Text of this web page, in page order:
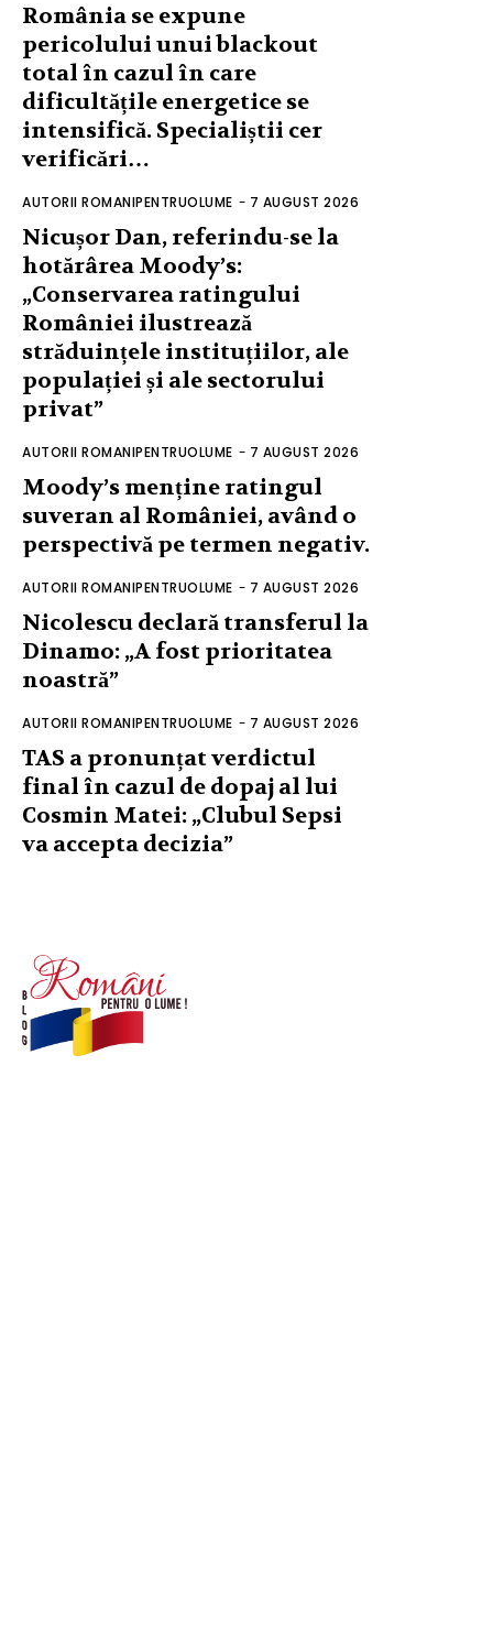
România se expune
pericolului unui blackout
total în cazul în care
dificultățile energetice se
intensifică. Specialiștii cer
verificări…
AUTORII ROMANIPENTRUOLUME - 7 AUGUST 2026
Nicușor Dan, referindu-se la
hotărârea Moody’s:
„Conservarea ratingului
României ilustrează
străduințele instituțiilor, ale
populației și ale sectorului
privat”
AUTORII ROMANIPENTRUOLUME - 7 AUGUST 2026
Moody’s menține ratingul
suveran al României, având o
perspectivă pe termen negativ.
AUTORII ROMANIPENTRUOLUME - 7 AUGUST 2026
Nicolescu declară transferul la
Dinamo: „A fost prioritatea
noastră”
AUTORII ROMANIPENTRUOLUME - 7 AUGUST 2026
TAS a pronunțat verdictul
final în cazul de dopaj al lui
Cosmin Matei: „Clubul Sepsi
va accepta decizia”